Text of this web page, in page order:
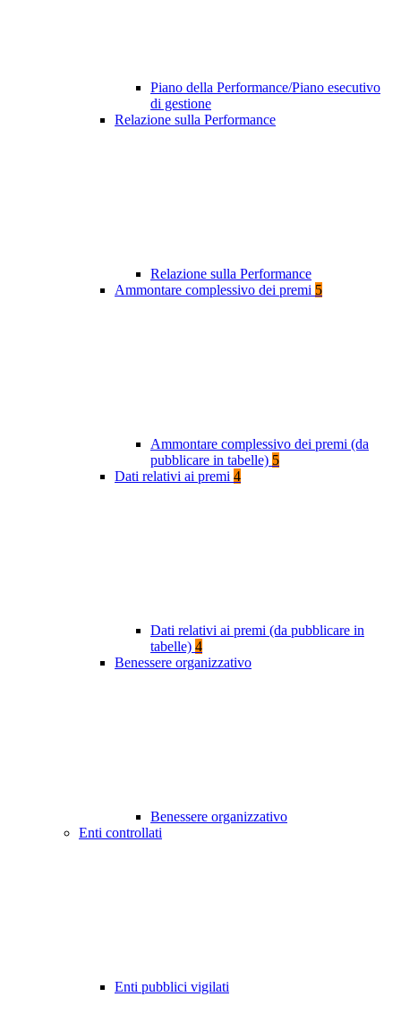
Piano della Performance/Piano esecutivo
di gestione
Relazione sulla Performance
Relazione sulla Performance
Ammontare complessivo dei premi 5
Ammontare complessivo dei premi (da
pubblicare in tabelle) 5
Dati relativi ai premi 4
Dati relativi ai premi (da pubblicare in
tabelle) 4
Benessere organizzativo
Benessere organizzativo
Enti controllati
Enti pubblici vigilati